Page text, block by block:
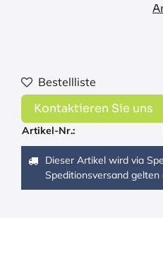
Bestellliste
Kontaktieren Sie uns
Artikel-Nr.:
Dieser Artikel wird via
Speditionsversand gelten